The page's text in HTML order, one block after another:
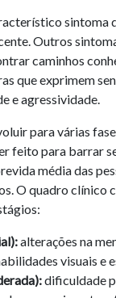
sintoma
Outros
caminhos
que exprimem
e agressividade.
para várias
feito para barrar
média das
O quadro clínico
alterações na
visuais e
dificuldade